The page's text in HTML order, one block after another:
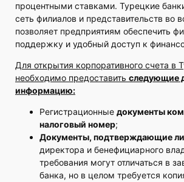
процентными ставками. Турецкие
сеть филиалов и представительств во
позволяет предприятиям обеспечить
поддержку и удобный доступ к
Для открытия корпоративного счета в
необходимо предоставить следующие
информацию:
Регистрационные документы
налоговый номер;
Документы, подтверждающие
директора и бенефициарного
требования могут отличаться в
банка, но в целом требуется